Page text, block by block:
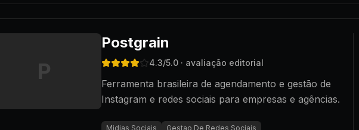
P
Postgrain
4.3/5.0 · avaliação editorial
Ferramenta brasileira de agendamento e gestão de
Instagram e redes sociais para empresas e agências.
Midias Sociais Gestao De Redes Sociais